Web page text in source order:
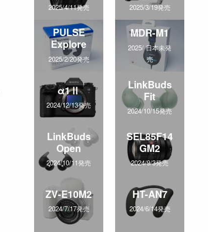
2025/4/11発売 2025/3/19発売
PULSE
Explore
2025/2/20発売
MDR-M1
2025/ 日本未発
売
α1Ⅱ
2024/12/13発売
LinkBuds
Fit
2024/10/15発売
LinkBuds
Open
2024/10/11発売
SEL85F14
GM2
2024/9/3発売
ZV-E10M2
2024/7/17発売
HT-AN7
2024/6/14発売